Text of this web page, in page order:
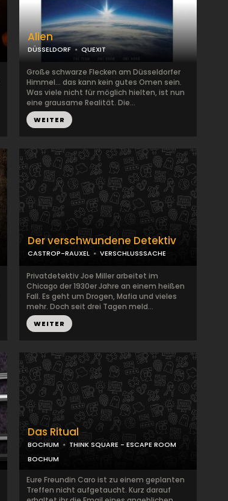
Alien
DÜSSELDORF QUEXIT
Große schwarze Flecken am Düsseldorfer
Himmel... das kann kein gutes Omen sein.
Was viele nicht für möglich hielten, ist nun
eine grausame Realität. Die...
WEITER
Der verschwundene Detektiv
CASTROP-RAUXEL VERSCHLUSSSACHE
Privatdetektiv Joe Miller arbeitet im
Chicago der 1930er Jahre an einem heißen
Fall. Es geht um Drogen, Mafia und vieles
mehr. Doch seit drei Tagen meld...
WEITER
Das Ritual
BOCHUM
THINK SQUARE - ESCAPE ROOM
BOCHUM
Eure Freundin Caro ist zu einem geplanten
Treffen nicht aufgetaucht. Kurz darauf